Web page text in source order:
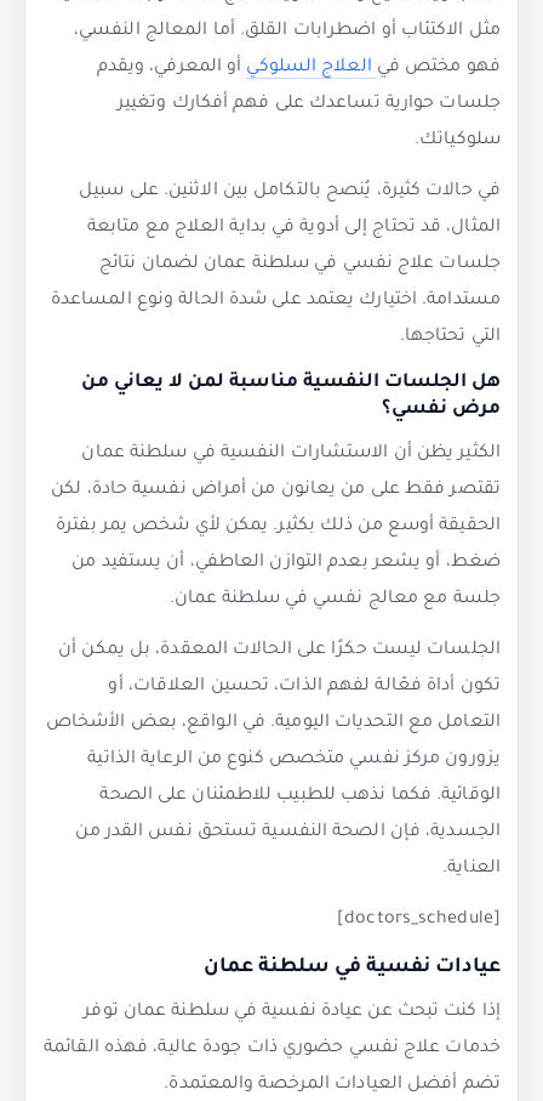
مثل الاكتئاب أو اضطرابات القلق. أما المعالج النفسي،
فهو مختص في العلاج السلوكي أو المعرفي، ويقدم
جلسات حوارية تساعدك على فهم أفكارك وتغيير
سلوكياتك.
في حالات كثيرة، يُنصح بالتكامل بين الاثنين. على سبيل
المثال، قد تحتاج إلى أدوية في بداية العلاج مع متابعة
جلسات علاج نفسي في سلطنة عمان لضمان نتائج
مستدامة. اختيارك يعتمد على شدة الحالة ونوع المساعدة
التي تحتاجها.
هل الجلسات النفسية مناسبة لمن لا يعاني من
مرض نفسي؟
الكثير يظن أن الاستشارات النفسية في سلطنة عمان
تقتصر فقط على من يعانون من أمراض نفسية حادة، لكن
الحقيقة أوسع من ذلك بكثير. يمكن لأي شخص يمر بفترة
ضغط، أو يشعر بعدم التوازن العاطفي، أن يستفيد من
جلسة مع معالج نفسي في سلطنة عمان.
الجلسات ليست حكرًا على الحالات المعقدة، بل يمكن أن
تكون أداة فعّالة لفهم الذات، تحسين العلاقات، أو
التعامل مع التحديات اليومية. في الواقع، بعض الأشخاص
يزورون مركز نفسي متخصص كنوع من الرعاية الذاتية
الوقائية. فكما نذهب للطبيب للاطمئنان على الصحة
الجسدية، فإن الصحة النفسية تستحق نفس القدر من
العناية.
[doctors_schedule]
عيادات نفسية في سلطنة عمان
إذا كنت تبحث عن عيادة نفسية في سلطنة عمان توفر
خدمات علاج نفسي حضوري ذات جودة عالية، فهذه القائمة
تضم أفضل العيادات المرخصة والمعتمدة.